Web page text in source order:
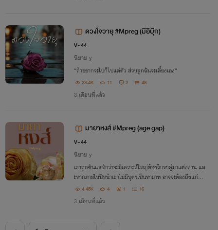
ดวงใจวายุ #Mpreg (มีอีบุ๊ก)
V~44
นิยาย y
“ถ้าอยากจะไปก็ไปแต่ตัว ส่วนลูกฉันจะเลี้ยงเอง”
23.4K 11 2 48
3 เดือนที่แล้ว
มายาหงส์ #Mpreg (age gap)
V~44
นิยาย y
เขาถูกซินแสทักว่าจะมีเคราะห์ใหญ่ต้องรีบหาคู่มาแต่งงาน แล
ะหากภายในปีหน้าเขาไม่มีบุตรเป็นทายาท อาจจะต้องถึงแก่ชีวา
วาย 4.45K 4 1 16
3 เดือนที่แล้ว